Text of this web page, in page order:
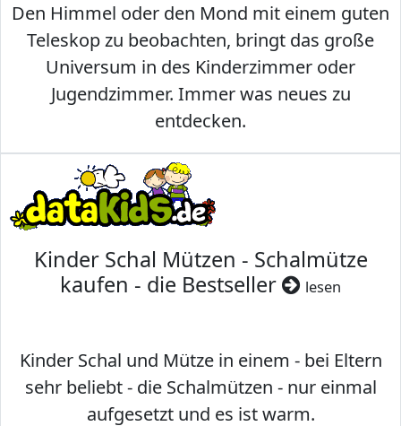
Den Himmel oder den Mond mit einem guten
Teleskop zu beobachten, bringt das große
Universum in des Kinderzimmer oder
Jugendzimmer. Immer was neues zu
entdecken.
Kinder Schal Mützen - Schalmütze
kaufen - die Bestseller
lesen
Kinder Schal und Mütze in einem - bei Eltern
sehr beliebt - die Schalmützen - nur einmal
aufgesetzt und es ist warm.